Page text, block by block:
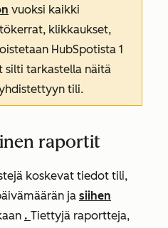
vuoksi kaikki
klikkaukset,
HubSpotista 1
silti tarkastella näitä
tili.
raportit
koskevat tiedot tili,
ja siihen
. Tiettyjä raportteja,